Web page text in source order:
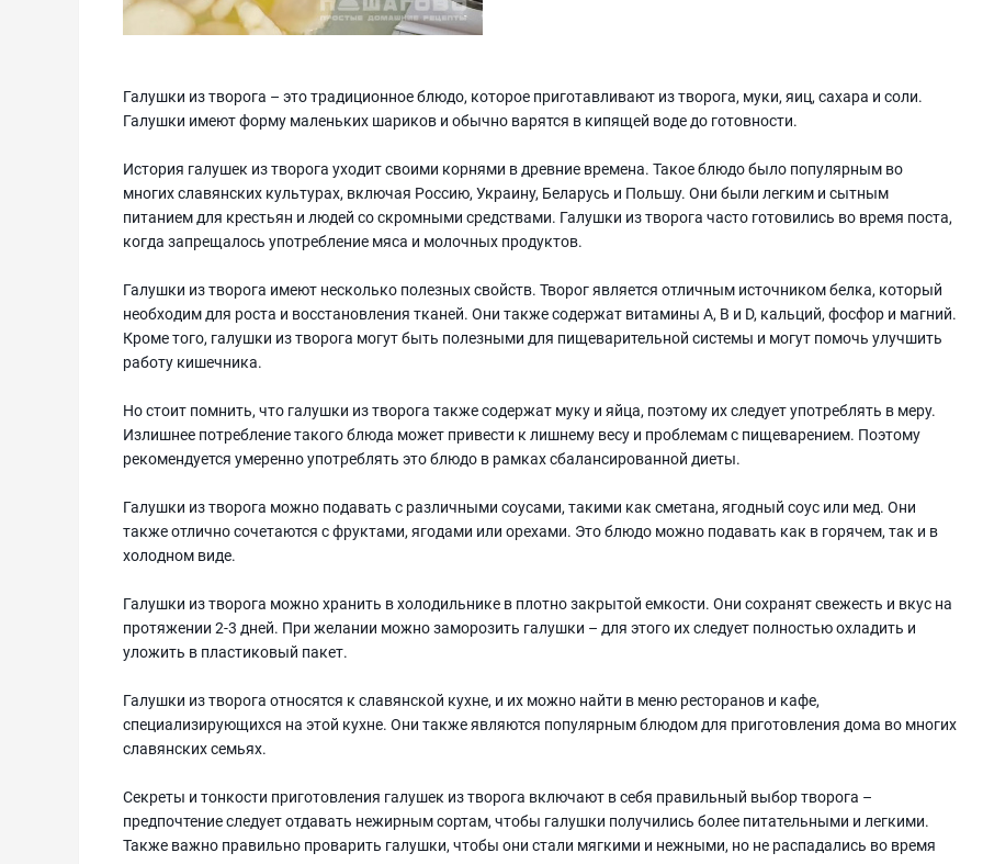
Галушки из творога – это традиционное блюдо, которое приготавливают из творога, муки, яиц, сахара и соли.
Галушки имеют форму маленьких шариков и обычно варятся в кипящей воде до готовности.
История галушек из творога уходит своими корнями в древние времена. Такое блюдо было популярным во
многих славянских культурах, включая Россию, Украину, Беларусь и Польшу. Они были легким и сытным
питанием для крестьян и людей со скромными средствами. Галушки из творога часто готовились во время поста,
когда запрещалось употребление мяса и молочных продуктов.
Галушки из творога имеют несколько полезных свойств. Творог является отличным источником белка, который
необходим для роста и восстановления тканей. Они также содержат витамины А, В и D, кальций, фосфор и магний.
Кроме того, галушки из творога могут быть полезными для пищеварительной системы и могут помочь улучшить
работу кишечника.
Но стоит помнить, что галушки из творога также содержат муку и яйца, поэтому их следует употреблять в меру.
Излишнее потребление такого блюда может привести к лишнему весу и проблемам с пищеварением. Поэтому
рекомендуется умеренно употреблять это блюдо в рамках сбалансированной диеты.
Галушки из творога можно подавать с различными соусами, такими как сметана, ягодный соус или мед. Они
также отлично сочетаются с фруктами, ягодами или орехами. Это блюдо можно подавать как в горячем, так и в
холодном виде.
Галушки из творога можно хранить в холодильнике в плотно закрытой емкости. Они сохранят свежесть и вкус на
протяжении 2-3 дней. При желании можно заморозить галушки – для этого их следует полностью охладить и
уложить в пластиковый пакет.
Галушки из творога относятся к славянской кухне, и их можно найти в меню ресторанов и кафе,
специализирующихся на этой кухне. Они также являются популярным блюдом для приготовления дома во многих
славянских семьях.
Секреты и тонкости приготовления галушек из творога включают в себя правильный выбор творога –
предпочтение следует отдавать нежирным сортам, чтобы галушки получились более питательными и легкими.
Также важно правильно проварить галушки, чтобы они стали мягкими и нежными, но не распадались во время